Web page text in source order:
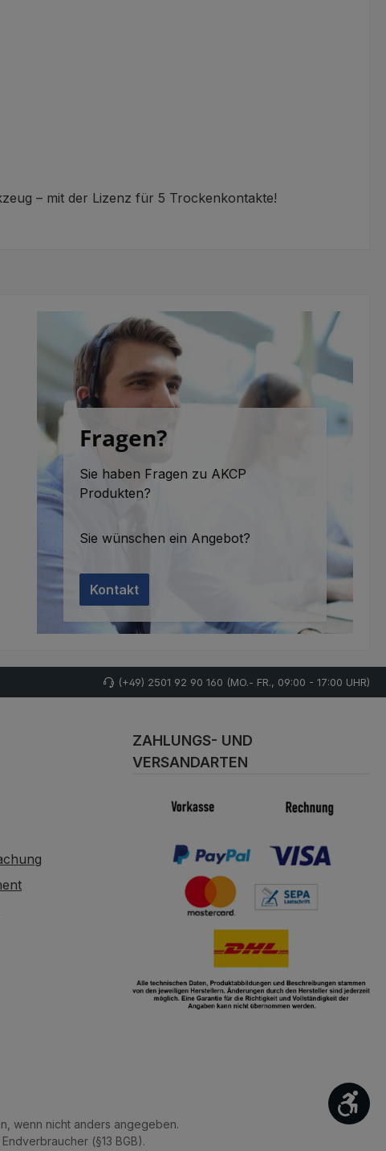
– mit der Lizenz für 5 Trockenkontakte!
Fragen?
Sie haben Fragen zu AKCP
Produkten?
Sie wünschen ein Angebot?
Kontakt
(+49) 2501 92 90 160 (MO.- FR., 09:00 - 17:00 UHR)
ZAHLUNGS- UND
VERSANDARTEN
wenn nicht anders angegeben.
(§13 BGB).